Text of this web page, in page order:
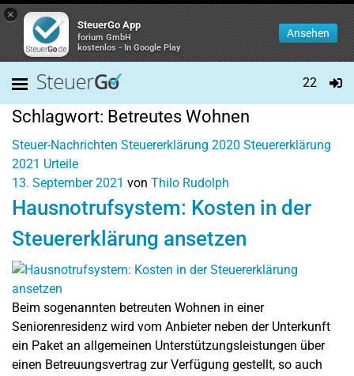
×
SteuerGo App
forium GmbH
kostenlos - In Google Play
Ansehen
22
Schlagwort: Betreutes Wohnen
Steuer-Nachrichten Steuererklärung 2020 Steuererklärung
2021 Urteile
13. September 2021 von Thilo Rudolph
Hausnotrufsystem: Kosten in der
Steuererklärung ansetzen
Beim sogenannten betreuten Wohnen in einer
Seniorenresidenz wird vom Anbieter neben der Unterkunft
ein Paket an allgemeinen Unterstützungsleistungen über
einen Betreuungsvertrag zur Verfügung gestellt, so auch